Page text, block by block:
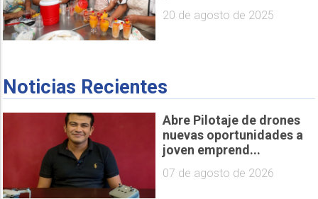
20 de agosto de 2025
Noticias Recientes
Abre Pilotaje de drones
nuevas oportunidades a
joven emprend...
07 de agosto de 2026